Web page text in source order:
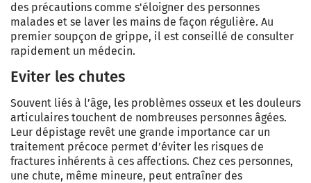
des précautions comme s'éloigner des personnes
malades et se laver les mains de façon régulière. Au
premier soupçon de grippe, il est conseillé de consulter
rapidement un médecin.
Eviter les chutes
Souvent liés à l’âge, les problèmes osseux et les douleurs
articulaires touchent de nombreuses personnes âgées.
Leur dépistage revêt une grande importance car un
traitement précoce permet d’éviter les risques de
fractures inhérents à ces affections. Chez ces personnes,
une chute, même mineure, peut entraîner des